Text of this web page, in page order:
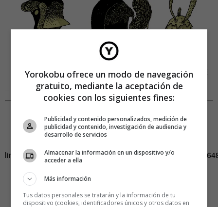
#YorokobuTeVe
link=»https://www.facebook.com/yorokobu/videos/
Yorokobu ofrece un modo de navegación
gratuito, mediante la aceptación de
cookies con los siguientes fines:
Publicidad y contenido personalizados, medición de
publicidad y contenido, investigación de audiencia y
desarrollo de servicios
Almacenar la información en un dispositivo y/o
acceder a ella
Más información
Tus datos personales se tratarán y la información de tu
dispositivo (cookies, identificadores únicos y otros datos en